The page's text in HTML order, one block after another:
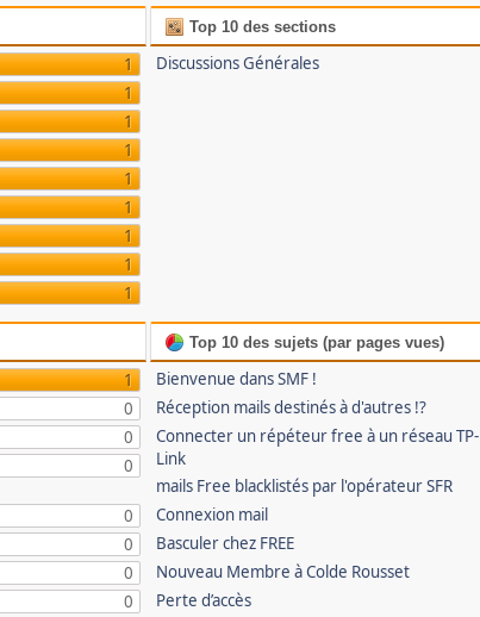
1
1
1
1
1
1
1
1
1
Top 10 des sections
Discussions Générales
1
0
0
0
0
0
0
0
Top 10 des sujets (par pages vues)
Bienvenue dans SMF !
Réception mails destinés à d'autres !?
Connecter un répéteur free à un réseau TP-
Link
mails Free blacklistés par l'opérateur SFR
Connexion mail
Basculer chez FREE
Nouveau Membre à Colde Rousset
Perte d’accès